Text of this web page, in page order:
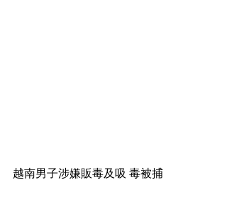
越南男子涉嫌販毒及吸 毒被捕